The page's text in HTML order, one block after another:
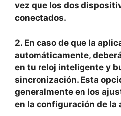
vez que los dos
conectados.
2. En caso de que la
automáticamente,
en tu reloj inteligente y
sincronización. Esta
generalmente en los
en la configuración de la